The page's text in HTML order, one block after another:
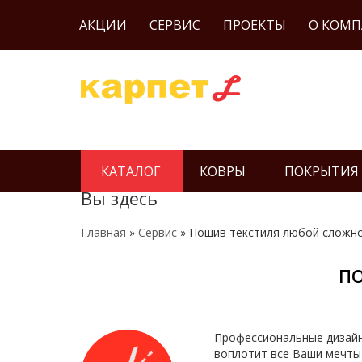
АКЦИИ СЕРВИС ПРОЕКТЫ О
КАТАЛОГ КОВРЫ ПОКРЫТИЯ
Вы здесь
Главная » Сервис » Пошив текстиля любой
Профессиональные
воплотит все Ваши